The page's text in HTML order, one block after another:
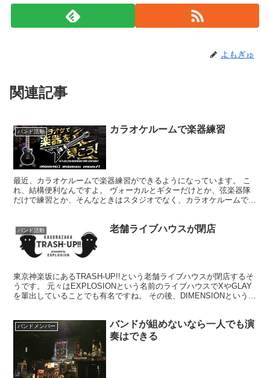
よもぎゅ
関連記事
バンド活動 カラオケルームで楽器練習
最近、カラオケルームで楽器練習ができるようになっています。 こ
れ、結構便利なんですよ。 ヴォーカルとギターだけとか、弦楽器隊
だけで練習とか、そんなときはスタジオでなく、カラオケルームで十
バンド活動 老舗ライブハウスが閉店
東京神楽坂にあるTRASH-UP!!という老舗ライブハウスが閉店するそ
うです。 元々はEXPLOSIONという名前のライブハウスでXやGLAY
を輩出していることでも有名ですね。 その後、DIMENSIONという名
バンドメンバー
バンドが組めないなら一人でも演
奏はできる